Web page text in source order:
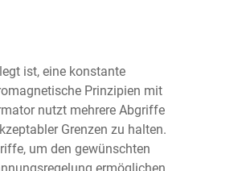
ist, eine konstante
Prinzipien mit
nutzt mehrere Abgriffe
Grenzen zu halten.
um den gewünschten